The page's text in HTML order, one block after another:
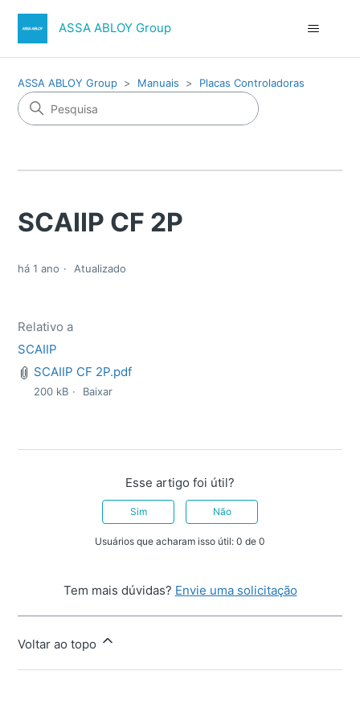
ASSA ABLOY Group
ASSA ABLOY Group Manuais Placas Controladoras
SCAIIP CF 2P
há 1 ano Atualizado
Relativo a
SCAIIP
SCAIIP CF 2P.pdf
200 kB Baixar
Esse artigo foi útil?
Sim Não
Usuários que acharam isso útil: 0 de 0
Tem mais dúvidas? Envie uma solicitação
Voltar ao topo